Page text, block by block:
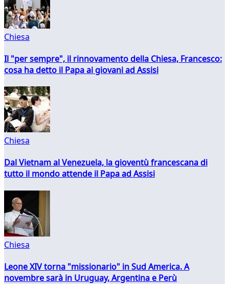
Chiesa
Il "per sempre", il rinnovamento della Chiesa, Francesco:
cosa ha detto il Papa ai giovani ad Assisi
Chiesa
Dal Vietnam al Venezuela, la gioventù francescana di
tutto il mondo attende il Papa ad Assisi
Chiesa
Leone XIV torna "missionario" in Sud America. A
novembre sarà in Uruguay, Argentina e Perù